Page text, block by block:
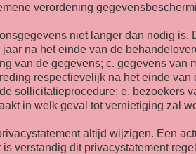
verordening
niet langer dan nodig is.
na het einde van de
van de gegevens; c. gegevens van
respectievelijk na het einde van
sollicitatieprocedure; e. bezoekers
in welk geval tot vernietiging zal
altijd wijzigen. Een
verstandig dit privacystatement